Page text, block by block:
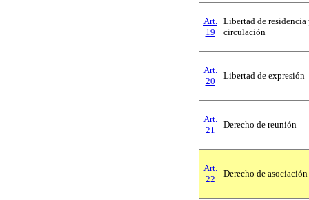
Art.
19
Libertad de residencia
circulación
Art.
20
Libertad de expresión
Art.
21
Derecho de reunión
Art.
22
Derecho de asociación